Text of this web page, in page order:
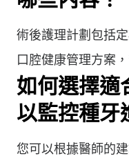
術後護理計劃包括
口腔健康管理方案
如何選擇適
以監控種牙
您可以根據醫師的